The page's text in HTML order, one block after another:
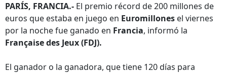
PARÍS, FRANCIA.- El premio récord de 200 millones de
euros que estaba en juego en Euromillones el viernes
por la noche fue ganado en Francia, informó la
Française des Jeux (FDJ).
El ganador o la ganadora, que tiene 120 días para